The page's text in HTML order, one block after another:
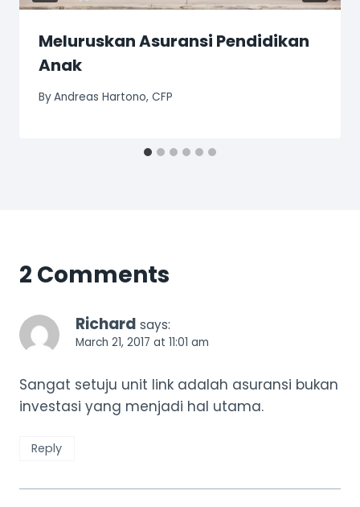
Meluruskan Asuransi Pendidikan
Anak
ByAndreas Hartono, CFP
2 Comments
Richard says:
March 21, 2017 at 11:01 am
Sangat setuju unit link adalah asuransi bukan
investasi yang menjadi hal utama.
Reply